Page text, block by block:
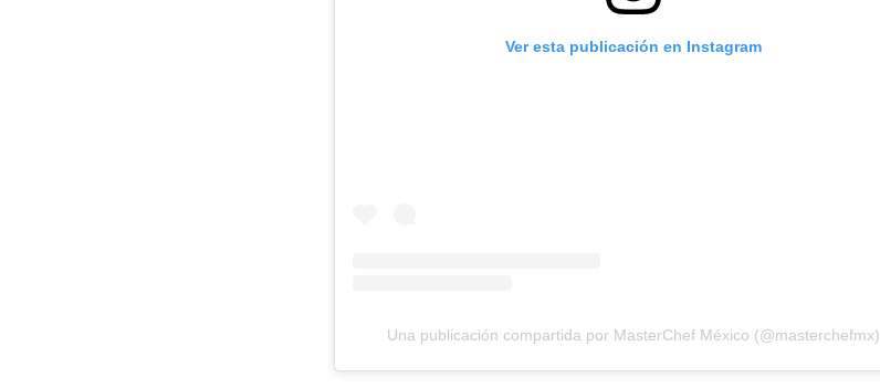
Ver esta publicación en Instagram
Una publicación compartida por MasterChef México (@masterchefmx)